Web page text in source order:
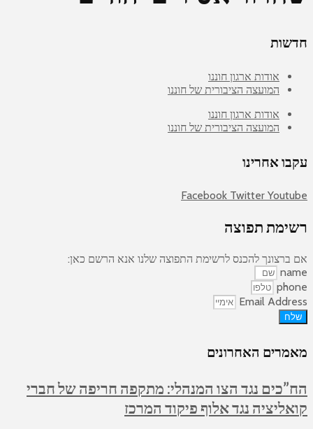
אודות ארגון חוננו
המועצה הציבורית של חוננו
אודות ארגון חוננו
המועצה הציבורית של חוננו
אחרינו
Facebook Twitter
תפוצה
להכנס לרשימת התפוצה שלנו אנא הרשם כאן:
Email
האחרונים
נגד הצו המנהלי: מתקפה חריפה של חברי
נגד אלוף פיקוד המרכז